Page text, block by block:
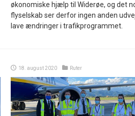
økonomiske hjælp til Widerøe, og det
flyselskab ser derfor ingen anden
lave ændringer i trafikprogrammet.
18. august 2020 Ruter